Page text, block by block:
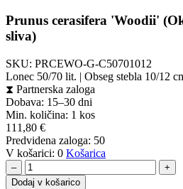
Prunus cerasifera 'Woodii'
sliva)
SKU: PRCEWO-G-C50701012
Lonec 50/70 lit. | Obseg stebla 10/12
⧗ Partnerska zaloga
Dobava: 15–30 dni
Min. količina: 1 kos
111,80 €
Predvidena zaloga: 50
V košarici: 0 Košarica
–
+
Dodaj v košarico